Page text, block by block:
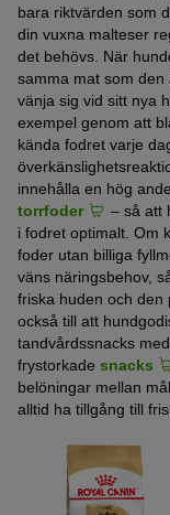
bara riktvärden som
din vuxna malteser
det behövs. När
samma mat som
vänja sig vid sitt nya
exempel genom att
kända fodret varje
innehålla en hög
torrfoder
– så att
i fodret optimalt. Om
foder utan billiga
väns näringsbehov,
friska huden och den
också till att
tandvårdssnacks
frystorkade snacks
belöningar mellan
alltid ha tillgång till